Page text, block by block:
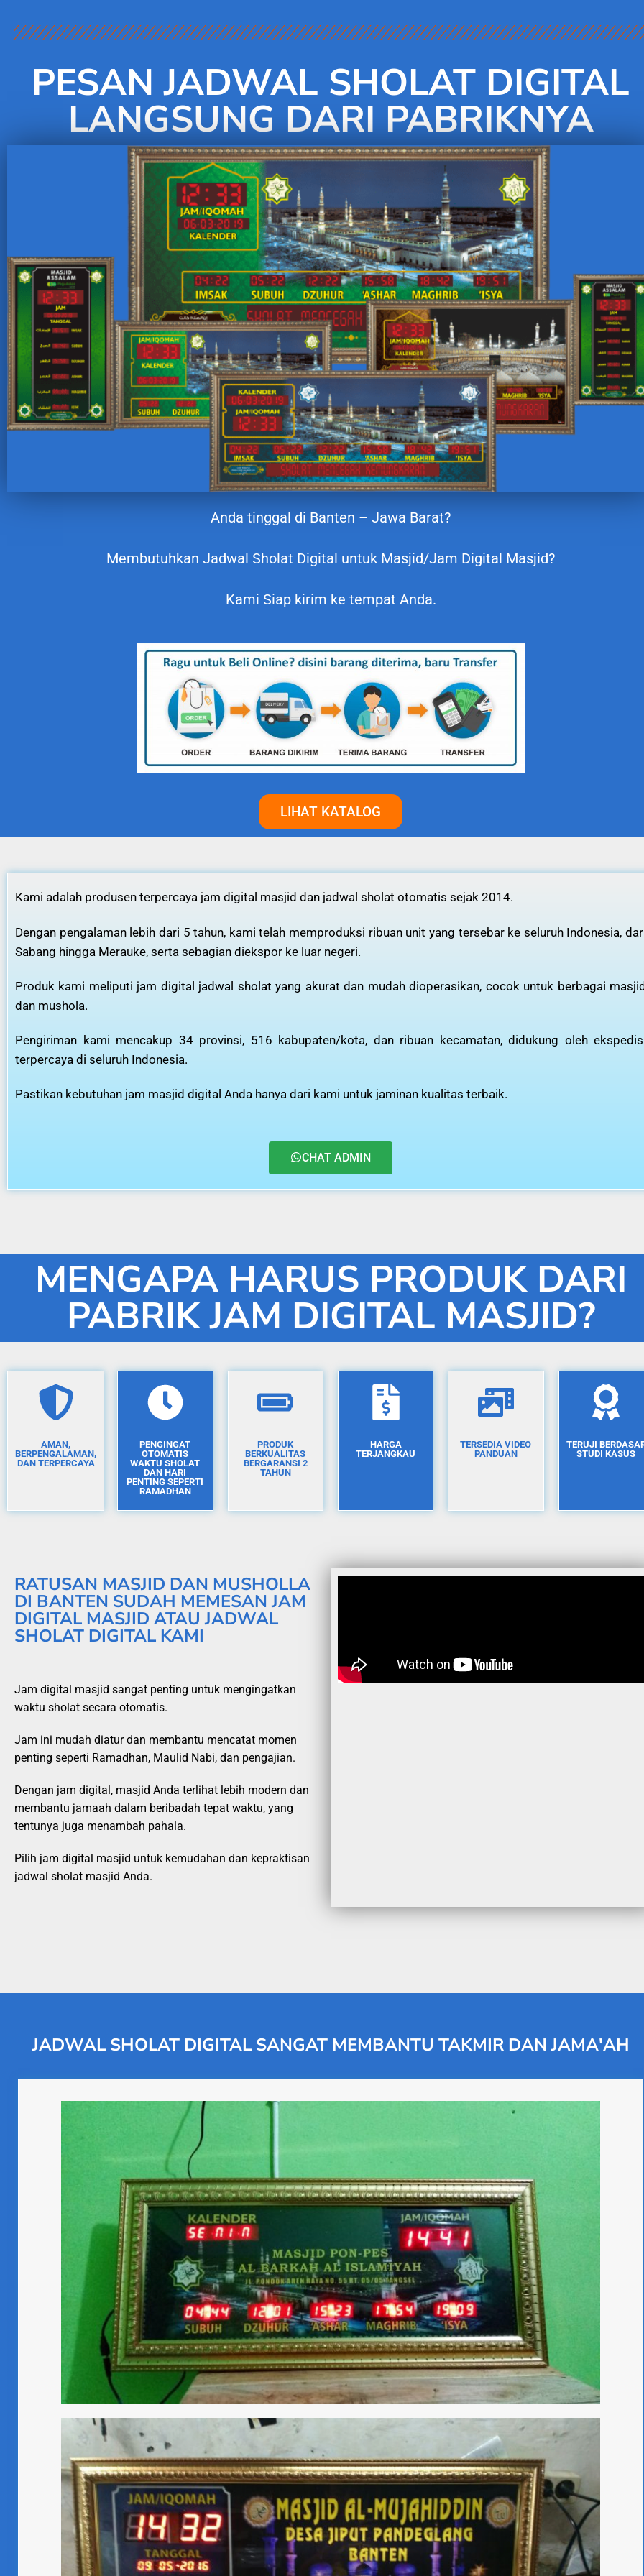
PESAN JADWAL SHOLAT DIGITAL
LANGSUNG DARI PABRIKNYA
Anda tinggal di Banten – Jawa Barat?
Membutuhkan Jadwal Sholat Digital untuk Masjid/Jam Digital Masjid?
Kami Siap kirim ke tempat Anda.
LIHAT KATALOG
Kami adalah produsen terpercaya jam digital masjid dan jadwal sholat otomatis sejak 2014.
Dengan pengalaman lebih dari 5 tahun, kami telah memproduksi ribuan unit yang tersebar ke seluruh Indonesia,
Sabang hingga Merauke, serta sebagian diekspor ke luar negeri.
Produk kami meliputi jam digital jadwal sholat yang akurat dan mudah dioperasikan, cocok untuk berbagai
dan mushola.
Pengiriman kami mencakup 34 provinsi, 516 kabupaten/kota, dan ribuan kecamatan, didukung oleh
terpercaya di seluruh Indonesia.
Pastikan kebutuhan jam masjid digital Anda hanya dari kami untuk jaminan kualitas terbaik.
CHAT ADMIN
MENGAPA HARUS PRODUK DARI
PABRIK JAM DIGITAL MASJID?
AMAN,
BERPENGALAMAN,
DAN TERPERCAYA
PENGINGAT
OTOMATIS
WAKTU SHOLAT
DAN HARI
PENTING SEPERTI
RAMADHAN
PRODUK
BERKUALITAS
BERGARANSI 2
TAHUN
HARGA
TERJANGKAU
TERSEDIA VIDEO
PANDUAN
TERUJI
STUDI KASUS
RATUSAN MASJID DAN MUSHOLLA
DI BANTEN SUDAH MEMESAN JAM
DIGITAL MASJID ATAU JADWAL
SHOLAT DIGITAL KAMI
Jam digital masjid sangat penting untuk mengingatkan
waktu sholat secara otomatis.
Jam ini mudah diatur dan membantu mencatat momen
penting seperti Ramadhan, Maulid Nabi, dan pengajian.
Dengan jam digital, masjid Anda terlihat lebih modern dan
membantu jamaah dalam beribadah tepat waktu, yang
tentunya juga menambah pahala.
Pilih jam digital masjid untuk kemudahan dan kepraktisan
jadwal sholat masjid Anda.
JADWAL SHOLAT DIGITAL SANGAT MEMBANTU TAKMIR DAN JAMA'AH